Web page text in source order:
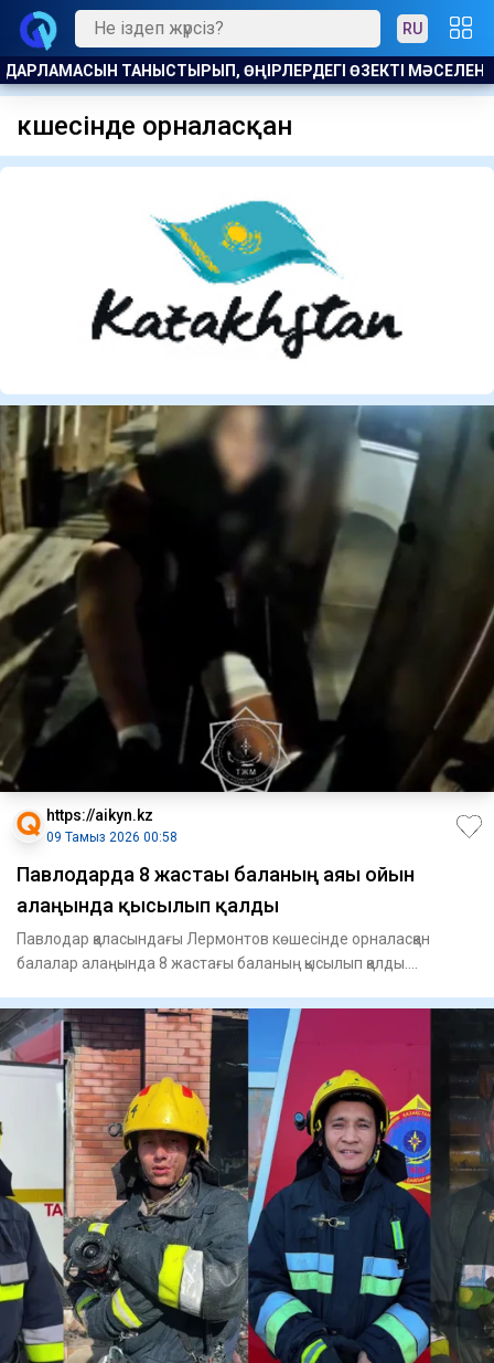
RU
17 МЛН ЕУРО ЖАЛАҚЫ МЕН ЖЕР ТЕЛІМІ: САЛАХ
көшесінде орналасқан
https://aikyn.kz
09 Тамыз 2026 00:58
Павлодарда 8 жастағы баланың аяғы ойын
алаңында қысылып қалды
Павлодар қаласындағы Лермонтов көшесінде орналасқан
балалар алаңында 8 жастағы баланың қысылып қалды.